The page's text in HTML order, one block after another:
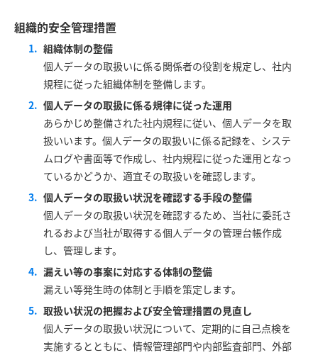
組織的安全管理措置
組織体制の整備
個人データの取扱いに係る関係者の役割を規定し、社内
規程に従った組織体制を整備します。
個人データの取扱に係る規律に従った運用
あらかじめ整備された社内規程に従い、個人データを取
扱いいます。個人データの取扱いに係る記録を、システ
ムログや書面等で作成し、社内規程に従った運用となっ
ているかどうか、適宜その取扱いを確認します。
個人データの取扱い状況を確認する手段の整備
個人データの取扱い状況を確認するため、当社に委託さ
れるおよび当社が取得する個人データの管理台帳作成
し、管理します。
漏えい等の事案に対応する体制の整備
漏えい等発生時の体制と手順を策定します。
取扱い状況の把握および安全管理措置の見直し
個人データの取扱い状況について、定期的に自己点検を
実施するとともに、情報管理部門や内部監査部門、外部